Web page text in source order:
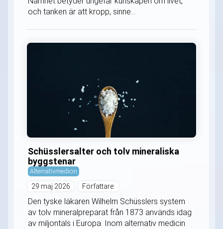
och tanken är att kropp, sinne...
Schüsslersalter och tolv mineraliska
byggstenar
Alternativmedicin
29 maj 2026 Författare:
Den tyske läkaren Wilhelm Schüsslers system
av tolv mineralpreparat från 1873 används idag
av miljontals i Europa. Inom alternativ medicin